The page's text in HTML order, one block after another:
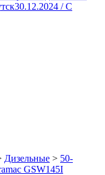
30.12.2024 /С
Дизельные > 50-
GSW145I